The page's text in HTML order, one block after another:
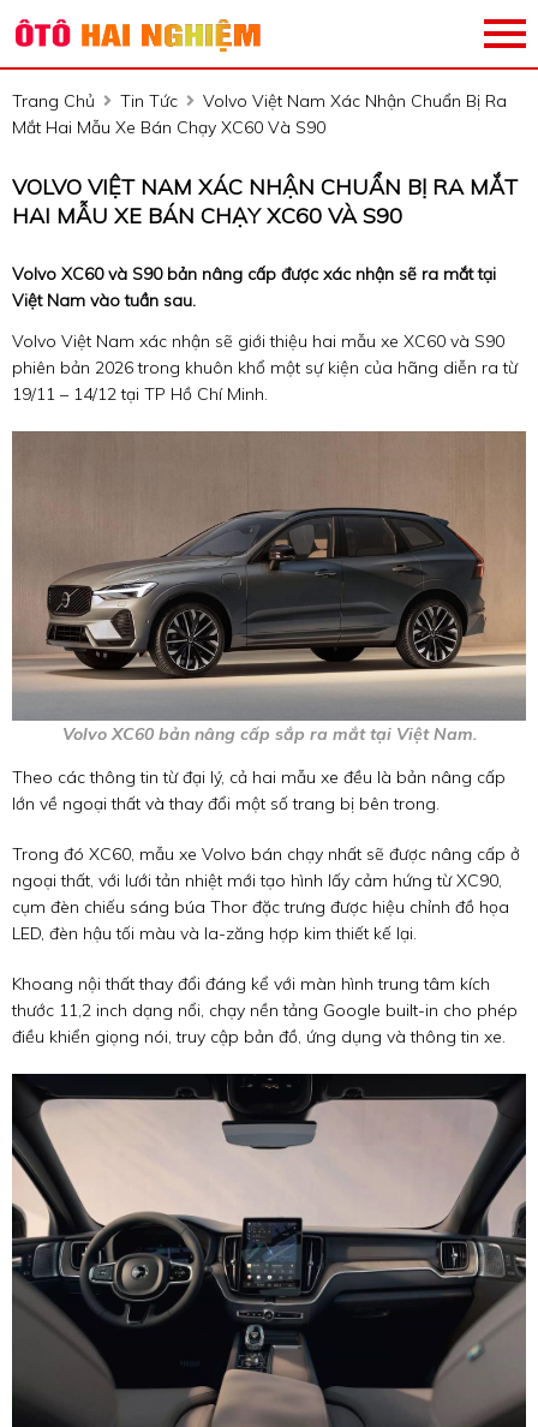
Trang Chủ Tin Tức
Volvo Việt Nam Xác Nhận Chuẩn Bị Ra
Mắt Hai Mẫu Xe Bán Chạy XC60 Và S90
VOLVO VIỆT NAM XÁC NHẬN CHUẨN BỊ RA MẮT
HAI MẪU XE BÁN CHẠY XC60 VÀ S90
Volvo XC60 và S90 bản nâng cấp được xác nhận sẽ ra mắt tại
Việt Nam vào tuần sau.
Volvo Việt Nam xác nhận sẽ giới thiệu hai mẫu xe XC60 và S90
phiên bản 2026 trong khuôn khổ một sự kiện của hãng diễn ra từ
19/11 – 14/12 tại TP Hồ Chí Minh.
Volvo XC60 bản nâng cấp sắp ra mắt tại Việt Nam.
Theo các thông tin từ đại lý, cả hai mẫu xe đều là bản nâng cấp
lớn về ngoại thất và thay đổi một số trang bị bên trong.
Trong đó XC60, mẫu xe Volvo bán chạy nhất sẽ được nâng cấp ở
ngoại thất, với lưới tản nhiệt mới tạo hình lấy cảm hứng từ XC90,
cụm đèn chiếu sáng búa Thor đặc trưng được hiệu chỉnh đồ họa
LED, đèn hậu tối màu và la-zăng hợp kim thiết kế lại.
Khoang nội thất thay đổi đáng kể với màn hình trung tâm kích
thước 11,2 inch dạng nổi, chạy nền tảng Google built-in cho phép
điều khiển giọng nói, truy cập bản đồ, ứng dụng và thông tin xe.